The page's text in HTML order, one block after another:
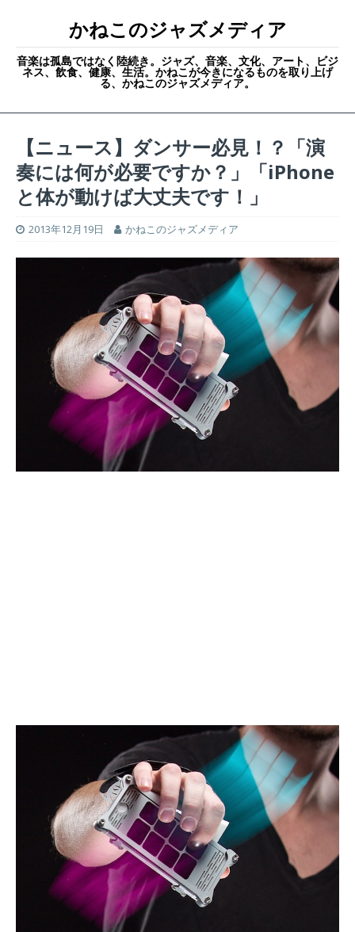
かねこのジャズメディア
音楽は孤島ではなく陸続き。ジャズ、音楽、文化、アート、ビジ
ネス、飲食、健康、生活。かねこが今きになるものを取り上げ
る、かねこのジャズメディア。
【ニュース】ダンサー必見！？「演
奏には何が必要ですか？」「iPhone
と体が動けば大丈夫です！」
2013年12月19日 かねこのジャズメディア